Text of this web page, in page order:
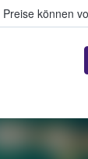
Preise können